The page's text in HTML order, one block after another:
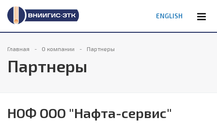
ENGLISH
Главная О компании Партнеры
Партнеры
НОФ ООО "Нафта-сервис"